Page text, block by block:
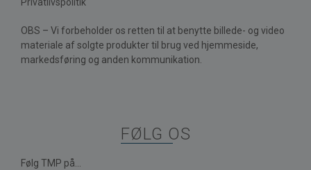
OBS – Vi forbeholder os retten til at benytte billede- og video
materiale af solgte produkter til brug ved hjemmeside,
markedsføring og anden kommunikation.
FØLG OS
Følg TMP på...